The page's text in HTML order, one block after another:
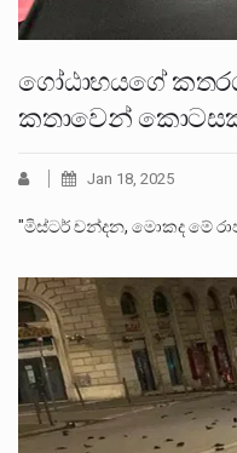
ගෝඨාභයගේ
කතාවෙන්
Jan 18, 2025
"මිස්ටර් චන්දන, මොකද මේ